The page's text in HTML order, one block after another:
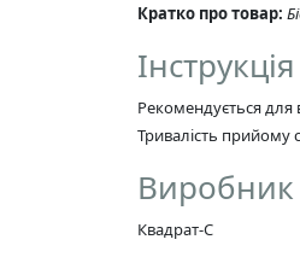
Кратко про товар:
Рекомендується для
Тривалість прийому
Виробник
Квадрат-С